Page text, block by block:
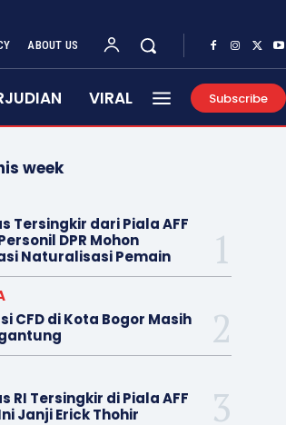
ABOUT US
VIRAL Subscribe
week
Tersingkir dari Piala AFF
DPR Mohon
Naturalisasi Pemain
CFD di Kota Bogor Masih
RI Tersingkir di Piala AFF
Janji Erick Thohir